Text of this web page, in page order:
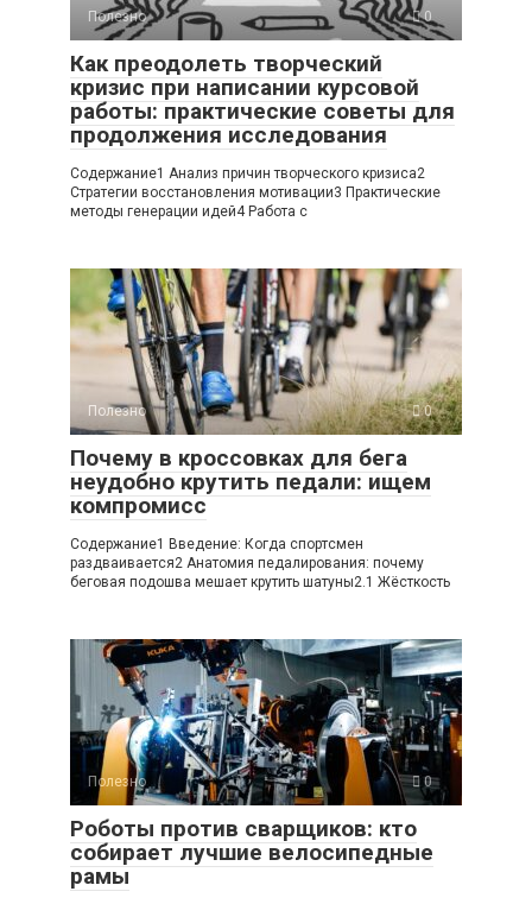
Полезно 0
Как преодолеть творческий
кризис при написании курсовой
работы: практические советы для
продолжения исследования
Содержание1 Анализ причин творческого кризиса2
Стратегии восстановления мотивации3 Практические
методы генерации идей4 Работа с
Полезно 0
Почему в кроссовках для бега
неудобно крутить педали: ищем
компромисс
Содержание1 Введение: Когда спортсмен
раздваивается2 Анатомия педалирования: почему
беговая подошва мешает крутить шатуны2.1 Жёсткость
Полезно 0
Роботы против сварщиков: кто
собирает лучшие велосипедные
рамы